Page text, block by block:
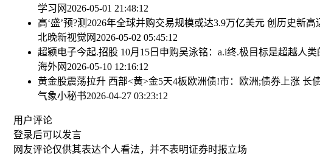
学习网 2026-05-01 21:48:12
高‘盛’预?测2026年全球并购交易规模或达3.9万亿美元 创历史新高
北晚新视觉网 2026-05-02 05:45:12
超颖电子今起.招股 10月15日申购吴泳铭：a.i终.极目标是超越人类
海外网 2026-05-10 12:16:12
黄金股震荡拉升 西部<黄>金5天4板欧洲债!市：欧洲;债券上涨 长
气象小秘书2026-04-27 03:23:12
用户评论
登录后可以发言
网友评论仅供其表达个人看法，并不表明证券时报立场